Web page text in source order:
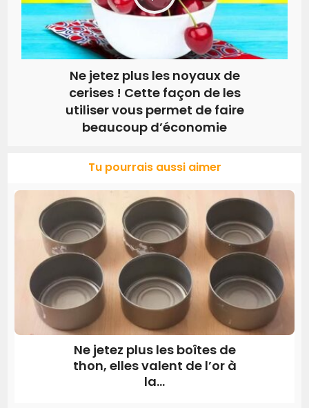
Ne jetez plus les noyaux de
cerises ! Cette façon de les
utiliser vous permet de faire
beaucoup d’économie
Tu pourrais aussi aimer
Ne jetez plus les boîtes de
thon, elles valent de l’or à
la...